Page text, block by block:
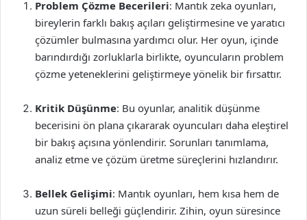
Problem Çözme Becerileri: Mantık zeka oyunları,
bireylerin farklı bakış açıları geliştirmesine ve yaratıcı
çözümler bulmasına yardımcı olur. Her oyun, içinde
barındırdığı zorluklarla birlikte, oyuncuların problem
çözme yeteneklerini geliştirmeye yönelik bir fırsattır.
Kritik Düşünme: Bu oyunlar, analitik düşünme
becerisini ön plana çıkararak oyuncuları daha eleştirel
bir bakış açısına yönlendirir. Sorunları tanımlama,
analiz etme ve çözüm üretme süreçlerini hızlandırır.
Bellek Gelişimi: Mantık oyunları, hem kısa hem de
uzun süreli belleği güçlendirir. Zihin, oyun süresince